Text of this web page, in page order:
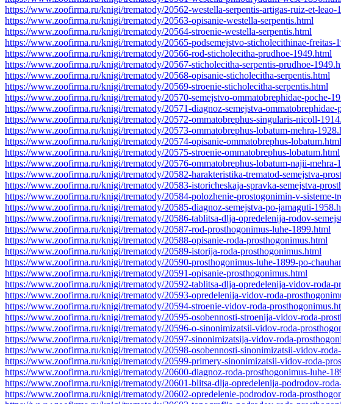
https://www.zoofirma.ru/knigi/trematody/20562-westella-serpentis-artigas-ruiz-et-leao-
https://www.zoofirma.ru/knigi/trematody/20563-opisanie-westella-serpentis.html
https://www.zoofirma.ru/knigi/trematody/20564-stroenie-westella-serpentis.html
https://www.zoofirma.ru/knigi/trematody/20565-podsemejstvo-sticholecithinae-freitas-
https://www.zoofirma.ru/knigi/trematody/20566-rod-sticholecitha-prudhoe-1949.html
https://www.zoofirma.ru/knigi/trematody/20567-sticholecitha-serpentis-prudhoe-
https://www.zoofirma.ru/knigi/trematody/20568-opisanie-sticholecitha-serpentis.html
https://www.zoofirma.ru/knigi/trematody/20569-stroenie-sticholecitha-serpentis.html
https://www.zoofirma.ru/knigi/trematody/20570-semejstvo-ommatobrephidae-poche-
https://www.zoofirma.ru/knigi/trematody/20571-diagnoz-semejstva-ommatobrephidae-
https://www.zoofirma.ru/knigi/trematody/20572-ommatobrephus-singularis-nicoll-
https://www.zoofirma.ru/knigi/trematody/20573-ommatobrephus-lobatum-mehra-
https://www.zoofirma.ru/knigi/trematody/20574-opisanie-ommatobrephus-lobatum.html
https://www.zoofirma.ru/knigi/trematody/20575-stroenie-ommatobrephus-lobatum.html
https://www.zoofirma.ru/knigi/trematody/20576-ommatobrephus-lobatum-najii-mehra-
https://www.zoofirma.ru/knigi/trematody/20582-harakteristika-trematod-semejstva-
https://www.zoofirma.ru/knigi/trematody/20583-istoricheskaja-spravka-semejstva-
https://www.zoofirma.ru/knigi/trematody/20584-polozhenie-prostogonimin-v-sisteme-
https://www.zoofirma.ru/knigi/trematody/20585-diagnoz-semejstva-po-jamaguti-
https://www.zoofirma.ru/knigi/trematody/20586-tablitsa-dlja-opredelenija-rodov-
https://www.zoofirma.ru/knigi/trematody/20587-rod-prosthogonimus-luhe-1899.html
https://www.zoofirma.ru/knigi/trematody/20588-opisanie-roda-prosthogonimus.html
https://www.zoofirma.ru/knigi/trematody/20589-istorija-roda-prosthogonimus.html
https://www.zoofirma.ru/knigi/trematody/20590-prosthogonimus-luhe-1899-po-
https://www.zoofirma.ru/knigi/trematody/20591-opisanie-prosthogonimus.html
https://www.zoofirma.ru/knigi/trematody/20592-tablitsa-dlja-opredelenija-vidov-roda-
https://www.zoofirma.ru/knigi/trematody/20593-opredelenija-vidov-roda-
https://www.zoofirma.ru/knigi/trematody/20594-stroenie-vidov-roda-
https://www.zoofirma.ru/knigi/trematody/20595-osobennosti-stroenija-vidov-roda-
https://www.zoofirma.ru/knigi/trematody/20596-o-sinonimizatsii-vidov-roda-
https://www.zoofirma.ru/knigi/trematody/20597-sinonimizatsija-vidov-roda-
https://www.zoofirma.ru/knigi/trematody/20598-osobennosti-sinonimizatsii-vidov-
https://www.zoofirma.ru/knigi/trematody/20599-primery-sinonimizatsii-vidov-roda-
https://www.zoofirma.ru/knigi/trematody/20600-diagnoz-roda-prosthogonimus-luhe-
https://www.zoofirma.ru/knigi/trematody/20601-blitsa-dlja-opredelenija-podrodov-
https://www.zoofirma.ru/knigi/trematody/20602-opredelenie-podrodov-roda-